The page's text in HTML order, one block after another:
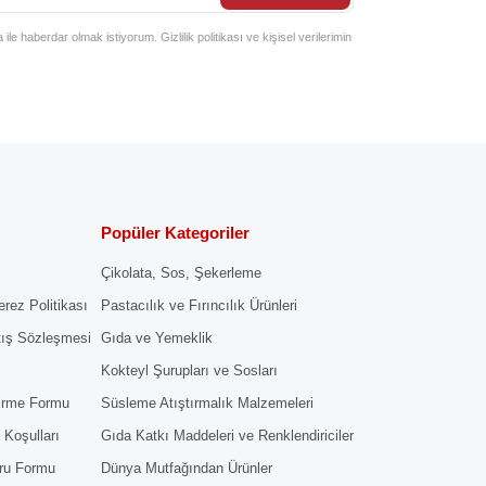
haberdar olmak istiyorum. Gizlilik politikası ve kişisel verilerimin
Politikası
Sözleşmesi
Formu
Formu
Popüler Kategoriler
Çikolata, Sos, Şekerleme
Pastacılık ve Fırıncılık Ürünleri
Gıda ve Yemeklik
Kokteyl Şurupları ve Sosları
Süsleme Atıştırmalık Malzemeleri
Gıda Katkı Maddeleri ve Renklendiriciler
Dünya Mutfağından Ürünler